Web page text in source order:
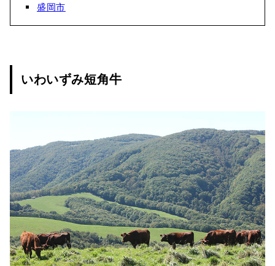
盛岡市
いわいずみ短角牛